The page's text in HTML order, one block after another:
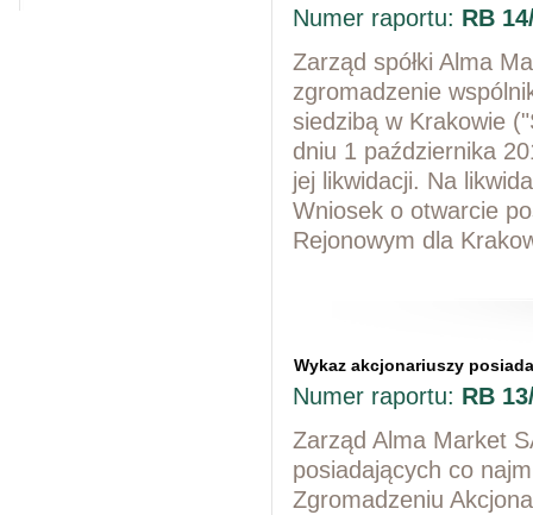
Numer raportu: RB
Zarząd spółki Alma
zgromadzenie
siedzibą w Krakowie
dniu 1 października
jej likwidacji. Na
Wniosek o otwarcie
Rejonowym dla
Wykaz akcjonariuszy
Numer raportu: RB
Zarząd Alma Market
posiadających co
Zgromadzeniu